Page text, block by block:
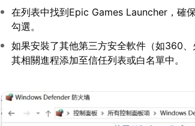
在列表中找到Epic Games Launcher，確
勾選。
如果安裝了其他第三方安全軟件（如360
其相關進程添加至信任列表或白名單中。